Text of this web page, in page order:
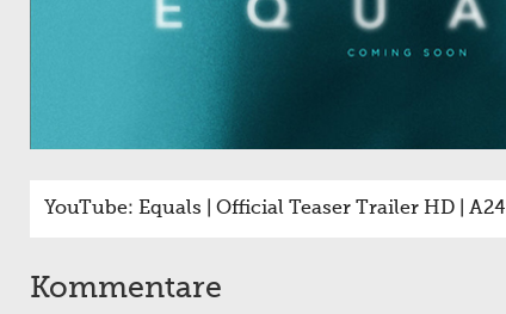
YouTube: Equals | Official Teaser Trailer HD | A24
Kommentare